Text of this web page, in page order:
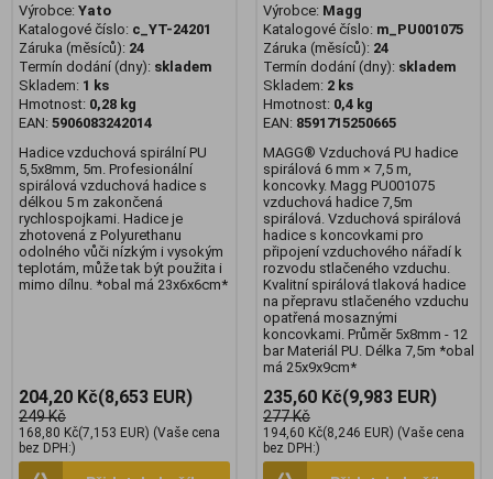
Výrobce: Yato
Katalogové číslo: c_YT-24201
Záruka (měsíců): 24
Termín dodání (dny): skladem
Skladem: 1 ks
Hmotnost: 0,28 kg
EAN: 5906083242014
Hadice vzduchová spirální PU
5,5x8mm, 5m. Profesionální
spirálová vzduchová hadice s
délkou 5 m zakončená
rychlospojkami. Hadice je
zhotovená z Polyurethanu
odolného vůči nízkým i vysokým
teplotám, může tak být použita i
mimo dílnu. *obal má 23x6x6cm*
204,20 Kč(8,653 EUR)
249 Kč
168,80 Kč(7,153 EUR) (Vaše cena
bez DPH:)
Výrobce: Magg
Katalogové číslo: m_PU001075
Záruka (měsíců): 24
Termín dodání (dny): skladem
Skladem: 2 ks
Hmotnost: 0,4 kg
EAN: 8591715250665
MAGG® Vzduchová PU hadice
spirálová 6 mm × 7,5 m,
koncovky. Magg PU001075
vzduchová hadice 7,5m
spirálová. Vzduchová spirálová
hadice s koncovkami pro
připojení vzduchového nářadí k
rozvodu stlačeného vzduchu.
Kvalitní spirálová tlaková hadice
na přepravu stlačeného vzduchu
opatřená mosaznými
koncovkami. Průměr 5x8mm - 12
bar Materiál PU. Délka 7,5m *obal
má 25x9x9cm*
235,60 Kč(9,983 EUR)
277 Kč
194,60 Kč(8,246 EUR) (Vaše cena
bez DPH:)